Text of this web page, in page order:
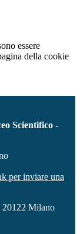
essere
della cookie
Scientifico -
per inviare una
20122 Milano